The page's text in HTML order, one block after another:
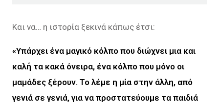
Και να… η ιστορία ξεκινά κάπως έτσι:
«Υπάρχει ένα μαγικό κόλπο που διώχνει μια και
καλή τα κακά όνειρα, ένα κόλπο που μόνο οι
μαμάδες ξέρουν. Το λέμε η μία στην άλλη, από
γενιά σε γενιά, για να προστατεύουμε τα παιδιά